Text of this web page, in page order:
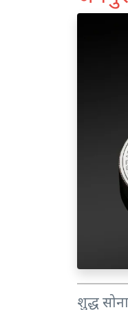
शुद्ध